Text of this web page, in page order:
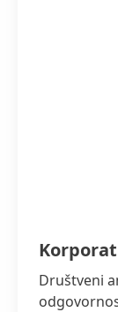
Društveni